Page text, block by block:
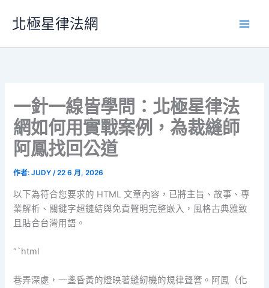
要
北極星律法網
一針一線皆學問：北極星律法
網如何用實戰案例，為裁縫師
阿鳳找回公道
作者:JUDY/22 6 月, 2026
以下為符合您要求的 HTML 文章內容，已將主旨、故事、專
業解析、關鍵字超鏈結與免責聲明完整嵌入，風格古典雅致
且貼合台灣用語。
“`html
巷弄深處，一盞昏黃的燈映著縫紉機的規律聲響。阿鳳（化